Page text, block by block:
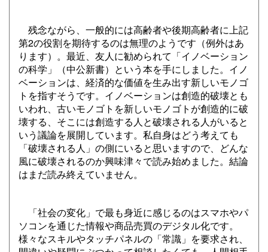
残念ながら、一般的には高齢者や後期高齢者に上記
第2の役割を期待するのは無理のようです（例外はあ
ります）。最近、友人に勧められて「イノベーション
の科学」（中公新書）という本を手にしました。イノ
ベーションは、経済的な価値を生み出す新しいモノゴ
トを指すそうです。イノベーションは創造的破壊とも
いわれ、古いモノゴトを新しいモノゴトが創造的に破
壊する、そこには創造する人と破壊される人がいると
いう議論を展開しています。私自身はどう考えても
「破壊される人」の側にいると思いますので、どんな
風に破壊されるのか興味津々で読み始めました。結論
はまだ読み終えていません。
「社会の変化」で最も身近に感じるのはスマホやパ
ソコンを通じた情報や商品売買のデジタル化です。
様々なスキルやタッチパネルの「常識」を要求され、